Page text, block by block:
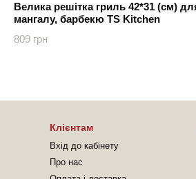
Велика решітка гриль 42*31 (см)
мангалу, барбекю TS Kitchen
809 грн
Клієнтам
Вхід до кабінету
Про нас